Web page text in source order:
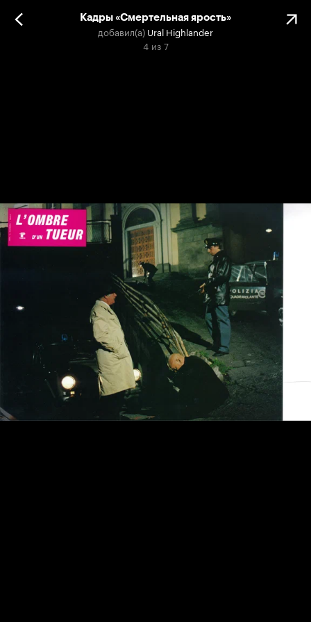
Кадры «Смертельная ярость»
добавил(а) Ural Highlander
4 из 7